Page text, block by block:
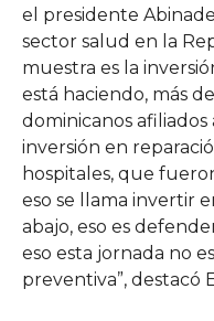
el presidente
sector salud en la
muestra es la
está haciendo, más
dominicanos
inversión en
hospitales, que
eso se llama invertir
abajo, eso es
eso esta jornada no
preventiva”, destacó